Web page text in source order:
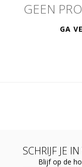
GEEN
GA
SCHRIJF JE
Blijf op de